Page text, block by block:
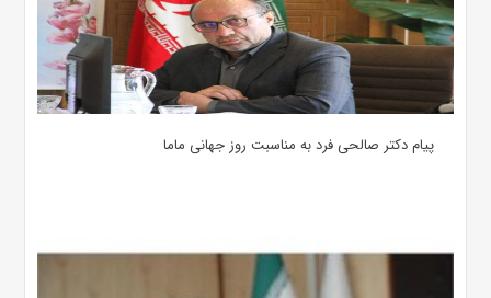
پیام دکتر صالحی فرد به مناسبت روز جهانی ماما